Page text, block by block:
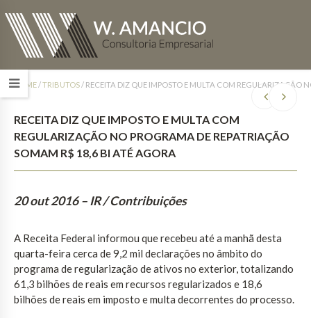
HOME/TRIBUTOS/ RECEITA DIZ QUE IMPOSTO E MULTA COM REGULARIZAÇÃO
RECEITA DIZ QUE IMPOSTO E MULTA COM
REGULARIZAÇÃO NO PROGRAMA DE REPATRIAÇÃO
SOMAM R$ 18,6 BI ATÉ AGORA
20 out 2016 – IR / Contribuições
A Receita Federal informou que recebeu até a manhã desta
quarta-feira cerca de 9,2 mil declarações no âmbito do
programa de regularização de ativos no exterior, totalizando
61,3 bilhões de reais em recursos regularizados e 18,6
bilhões de reais em imposto e multa decorrentes do processo.